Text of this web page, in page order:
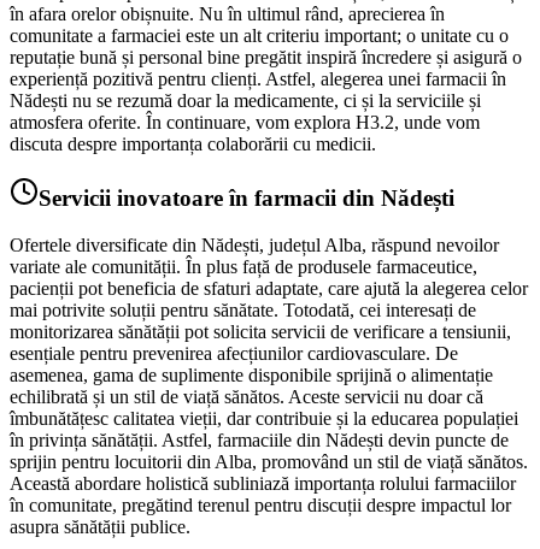
în afara orelor obișnuite. Nu în ultimul rând, aprecierea în
comunitate a farmaciei este un alt criteriu important; o unitate cu o
reputație bună și personal bine pregătit inspiră încredere și asigură o
experiență pozitivă pentru clienți. Astfel, alegerea unei farmacii în
Nădești nu se rezumă doar la medicamente, ci și la serviciile și
atmosfera oferite. În continuare, vom explora H3.2, unde vom
discuta despre importanța colaborării cu medicii.
Servicii inovatoare în farmacii din Nădești
Ofertele diversificate din Nădești, județul Alba, răspund nevoilor
variate ale comunității. În plus față de produsele farmaceutice,
pacienții pot beneficia de sfaturi adaptate, care ajută la alegerea celor
mai potrivite soluții pentru sănătate. Totodată, cei interesați de
monitorizarea sănătății pot solicita servicii de verificare a tensiunii,
esențiale pentru prevenirea afecțiunilor cardiovasculare. De
asemenea, gama de suplimente disponibile sprijină o alimentație
echilibrată și un stil de viață sănătos. Aceste servicii nu doar că
îmbunătățesc calitatea vieții, dar contribuie și la educarea populației
în privința sănătății. Astfel, farmaciile din Nădești devin puncte de
sprijin pentru locuitorii din Alba, promovând un stil de viață sănătos.
Această abordare holistică subliniază importanța rolului farmaciilor
în comunitate, pregătind terenul pentru discuții despre impactul lor
asupra sănătății publice.